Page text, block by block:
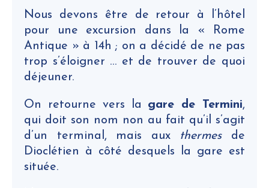
Nous devons être de retour à l’hôtel
pour une excursion dans la « Rome
Antique » à 14h ; on a décidé de ne pas
trop s’éloigner … et de trouver de quoi
déjeuner.
On retourne vers la gare de Termini,
qui doit son nom non au fait qu’il s’agit
d’un terminal, mais aux thermesde
Dioclétien à côté desquels la gare est
située.